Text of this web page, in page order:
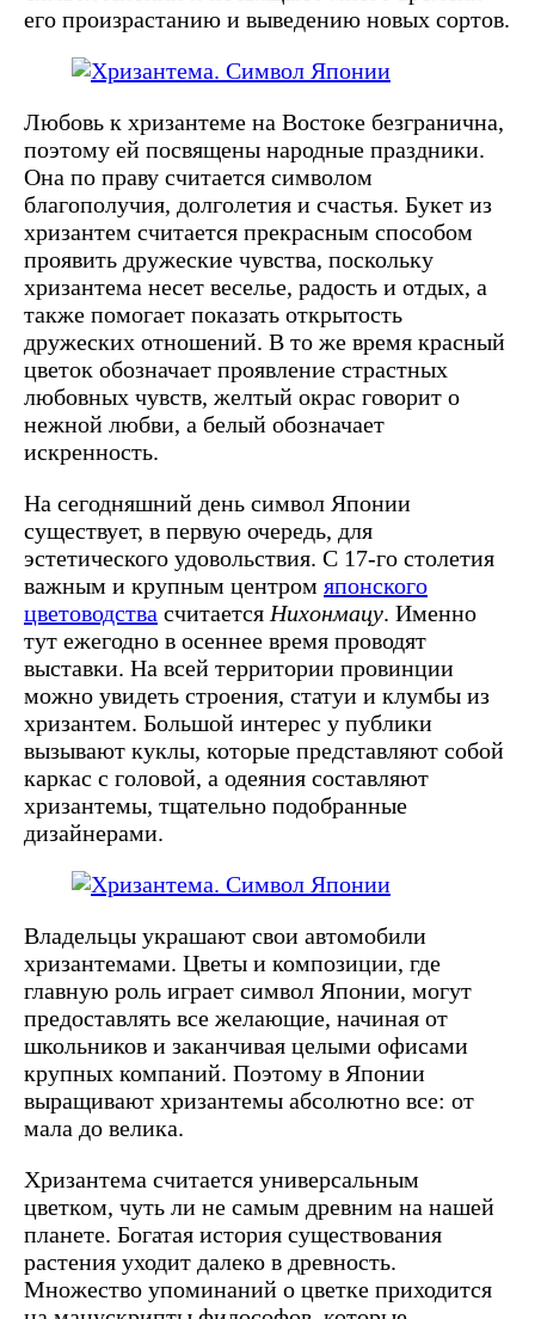
его произрастанию и выведению новых сортов.
Любовь к хризантеме на Востоке безгранична,
поэтому ей посвящены народные праздники.
Она по праву считается символом
благополучия, долголетия и счастья. Букет из
хризантем считается прекрасным способом
проявить дружеские чувства, поскольку
хризантема несет веселье, радость и отдых, а
также помогает показать открытость
дружеских отношений. В то же время красный
цветок обозначает проявление страстных
любовных чувств, желтый окрас говорит о
нежной любви, а белый обозначает
искренность.
На сегодняшний день символ Японии
существует, в первую очередь, для
эстетического удовольствия. С 17-го столетия
важным и крупным центром японского
цветоводства считаетсяНихонмацу. Именно
тут ежегодно в осеннее время проводят
выставки. На всей территории провинции
можно увидеть строения, статуи и клумбы из
хризантем. Большой интерес у публики
вызывают куклы, которые представляют собой
каркас с головой, а одеяния составляют
хризантемы, тщательно подобранные
дизайнерами.
Владельцы украшают свои автомобили
хризантемами. Цветы и композиции, где
главную роль играет символ Японии, могут
предоставлять все желающие, начиная от
школьников и заканчивая целыми офисами
крупных компаний. Поэтому в Японии
выращивают хризантемы абсолютно все: от
мала до велика.
Хризантема считается универсальным
цветком, чуть ли не самым древним на нашей
планете. Богатая история существования
растения уходит далеко в древность.
Множество упоминаний о цветке приходится